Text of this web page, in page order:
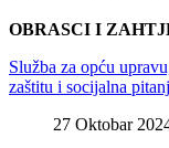
OBRASCI I
Služba za opću
zaštitu i socijalna
27 Oktobar